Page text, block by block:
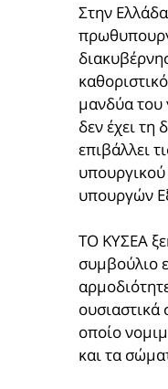
Στην
μανδύα του
δεν έχει τη
επιβάλλει
υπουργικού
υπουργών
ΤΟ ΚΥΣΕΑ
συμβούλιο
ουσιαστικά
οποίο
και τα